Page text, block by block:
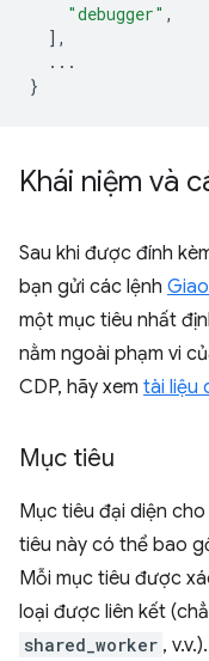
"debugger" ,
],
...
}
Khái niệm và
Sau khi được đính
bạn gửi các lệnh
một mục tiêu nhất
nằm ngoài phạm vi
CDP, hãy xem tài liệu
Mục tiêu
Mục tiêu đại diện
tiêu này có thể bao
Mỗi mục tiêu được
loại được liên kết
shared_worker , v.v.).